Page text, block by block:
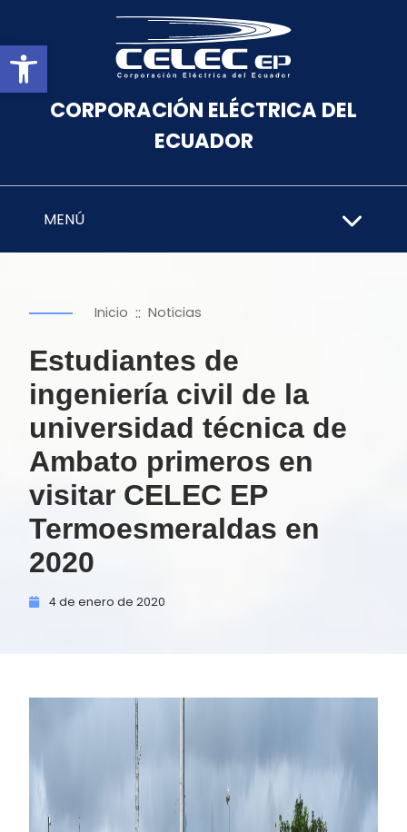
Abrir barra de herramientas
CORPORACIÓN ELÉCTRICA DEL
ECUADOR
MENÚ
Inicio :: Noticias
Estudiantes de
ingeniería civil de la
universidad técnica de
Ambato primeros en
visitar CELEC EP
Termoesmeraldas en
2020
4 de enero de 2020